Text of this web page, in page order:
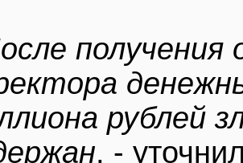
получения
рублей
, -